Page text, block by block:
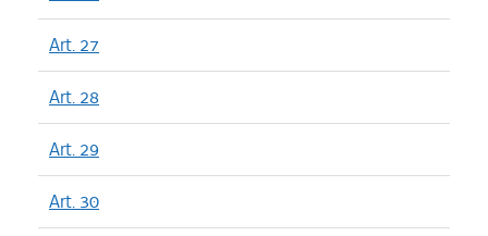
Art. 27
Art. 28
Art. 29
Art. 30